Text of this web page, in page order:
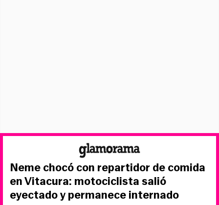
Neme chocó con repartidor de comida
en Vitacura: motociclista salió
eyectado y permanece internado